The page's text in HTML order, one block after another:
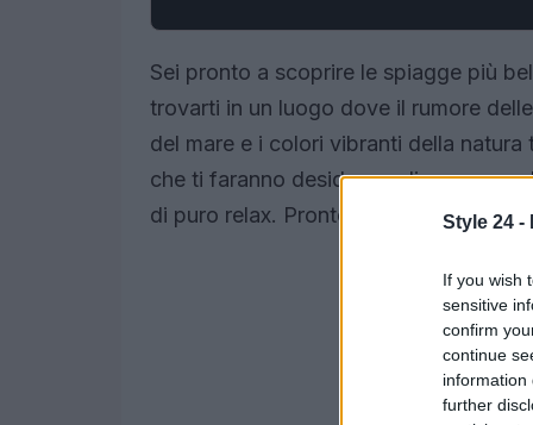
Style 24 -
If you wish
sensitive
confirm
continue
information
further
Sei pronto a scoprire le spiagge più
trovarti in un luogo dove il rumore
del mare e i colori vibranti della
che ti faranno desiderare di scappare
di puro relax. Pronto a perderti?